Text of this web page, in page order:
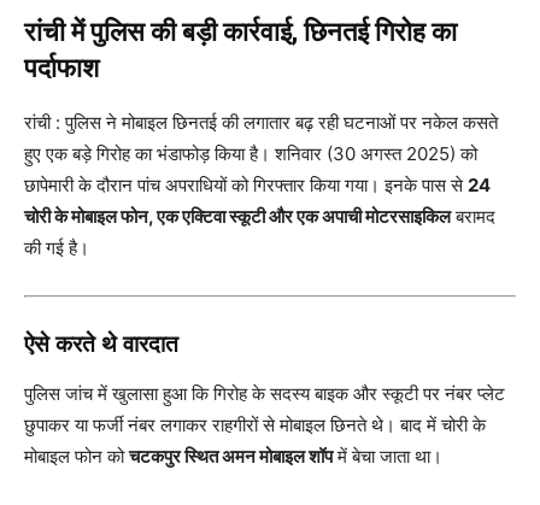
रांची में पुलिस की बड़ी कार्रवाई, छिनतई गिरोह का
पर्दाफाश
रांची : पुलिस ने मोबाइल छिनतई की लगातार बढ़ रही घटनाओं पर नकेल कसते
हुए एक बड़े गिरोह का भंडाफोड़ किया है। शनिवार (30 अगस्त 2025) को
छापेमारी के दौरान पांच अपराधियों को गिरफ्तार किया गया। इनके पास से 24
चोरी के मोबाइल फोन, एक एक्टिवा स्कूटी और एक अपाची मोटरसाइकिलबरामद
की गई है।
ऐसे करते थे वारदात
पुलिस जांच में खुलासा हुआ कि गिरोह के सदस्य बाइक और स्कूटी पर नंबर प्लेट
छुपाकर या फर्जी नंबर लगाकर राहगीरों से मोबाइल छिनते थे। बाद में चोरी के
मोबाइल फोन कोचटकपुर स्थित अमन मोबाइल शॉपमें बेचा जाता था।